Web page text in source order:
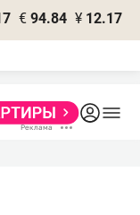
€ 94.84 ¥ 12.17